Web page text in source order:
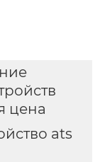
цена
ats